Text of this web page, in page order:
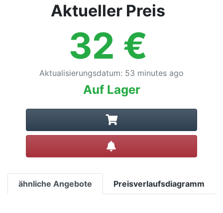
Aktueller Preis
32 €
Aktualisierungsdatum: 53 minutes ago
Auf Lager
ähnliche Angebote Preisverlaufsdiagramm